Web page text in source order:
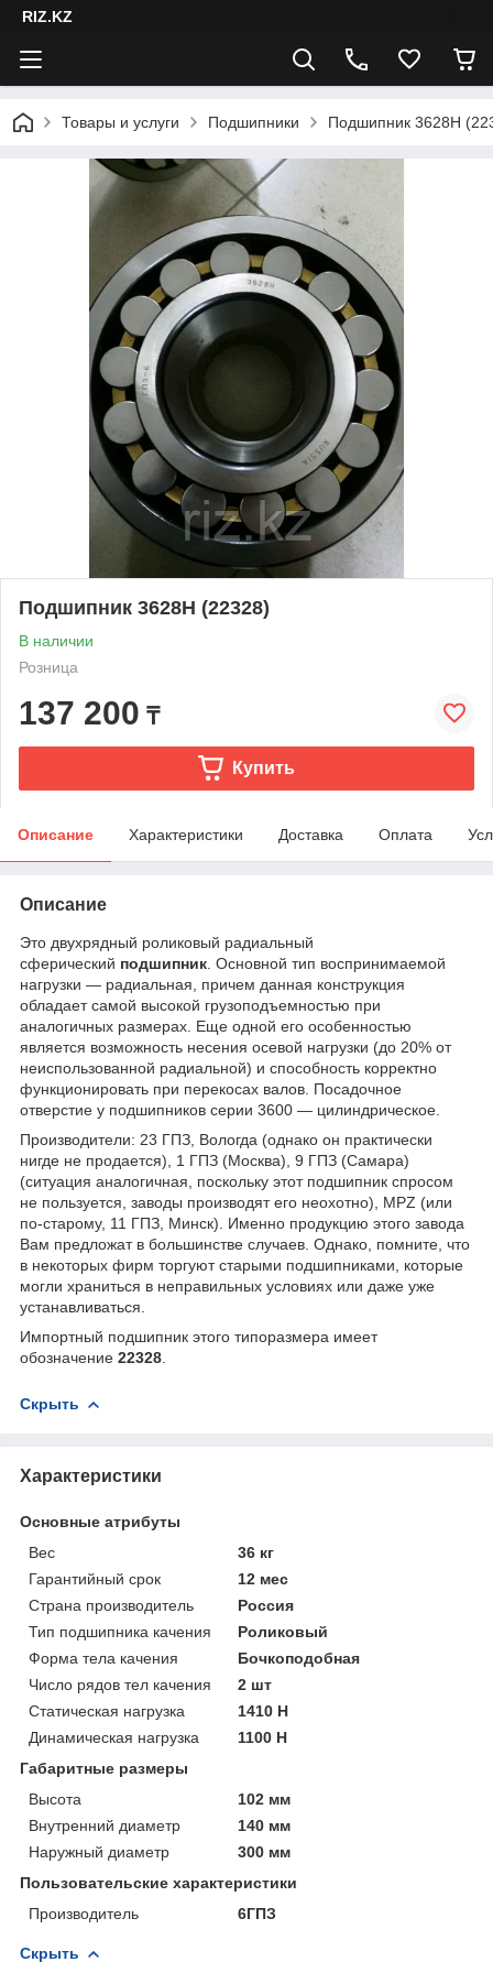
RIZ.KZ
Товары и услуги Подшипники Подшипник 3628Н
Подшипник 3628Н (22328)
В наличии
Розница
137 200 ₸
Купить
Описание Характеристики Доставка Оплата
Описание
Это двухрядный роликовый радиальный
сферический подшипник . Основной тип воспринимаемой
нагрузки — радиальная, причем данная конструкция
обладает самой высокой грузоподъемностью при
аналогичных размерах. Еще одной его особенностью
является возможность несения осевой нагрузки (до 20% от
неиспользованной радиальной) и способность корректно
функционировать при перекосах валов. Посадочное
отверстие у подшипников серии 3600 — цилиндрическое.
Производители: 23 ГПЗ, Вологда (однако он практически
нигде не продается), 1 ГПЗ (Москва), 9 ГПЗ (Самара)
(ситуация аналогичная, поскольку этот подшипник спросом
не пользуется, заводы производят его неохотно), MPZ (или
по-старому, 11 ГПЗ, Минск). Именно продукцию этого завода
Вам предложат в большинстве случаев. Однако, помните, что
в некоторых фирм торгуют старыми подшипниками, которые
могли храниться в неправильных условиях или даже уже
устанавливаться.
Импортный подшипник этого типоразмера имеет
обозначение 22328
Скрыть
Характеристики
Основные атрибуты
Вес
36 кг
Гарантийный срок
12 мес
Страна производитель
Россия
Тип подшипника качения
Роликовый
Форма тела качения
Бочкоподобная
Число рядов тел качения
2 шт
Статическая нагрузка
1410 Н
Динамическая нагрузка
1100 Н
Габаритные размеры
Высота
102 мм
Внутренний диаметр
140 мм
Наружный диаметр
300 мм
Пользовательские характеристики
Производитель
6ГПЗ
Скрыть